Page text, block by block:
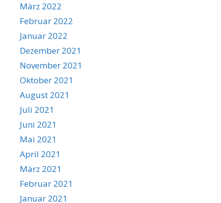
März 2022
Februar 2022
Januar 2022
Dezember 2021
November 2021
Oktober 2021
August 2021
Juli 2021
Juni 2021
Mai 2021
April 2021
März 2021
Februar 2021
Januar 2021